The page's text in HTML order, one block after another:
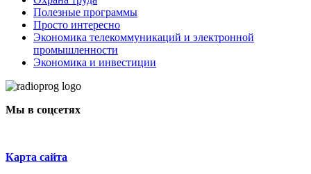
Полезные программы
Просто интересно
Экономика телекоммуникаций и электронной
промышленности
Экономика и инвестиции
Мы в соцсетях
Карта сайта